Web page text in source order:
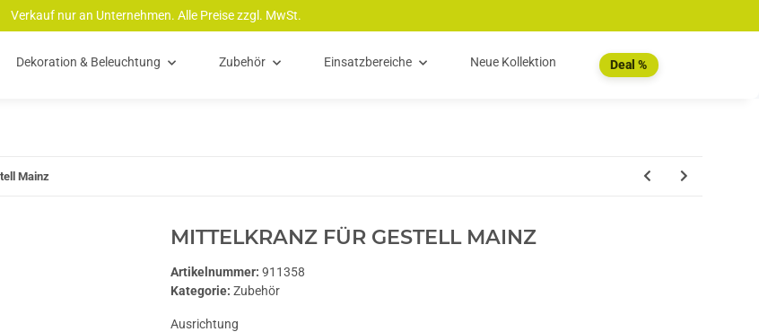
Verkauf nur an Unternehmen. Alle Preise zzgl. MwSt.
Dekoration & Beleuchtung Zubehör Einsatzbereiche Neue Kollektion Deal %
Mainz
MITTELKRANZ FÜR GESTELL MAINZ
Artikelnummer: 911358
Kategorie: Zubehör
Ausrichtung